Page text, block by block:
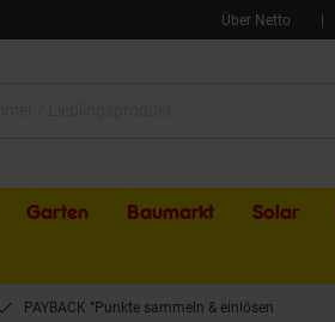
Über Netto
Garten Baumarkt Solar
PAYBACK °Punkte sammeln & einlösen